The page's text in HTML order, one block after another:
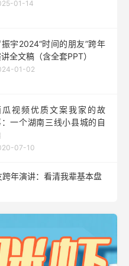
01-14
振宇2024“时间的朋友”跨年
全文稿（含全套PPT）
01-02
瓜视频优质文案我家的故
一个湖南三线小县城的自
07-10
年演讲：看清我辈基本盘